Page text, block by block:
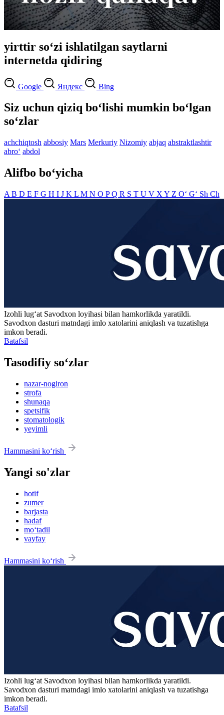
yirttir so‘zi ishlatilgan saytlarni
internetda qidiring
Google Яндекс Bing
Siz uchun qiziq bo‘lishi mumkin bo‘lgan
so‘zlar
achchiqtosh abbosiy Mars Merkuriy Nizomiy abjaq abstraktlashtir
abro‘ abdol
Alifbo bo‘yicha
A B D E F G H I J K L M N O PQ R S T U V X Y Z O‘ G‘ Sh Ch
Izohli lugʻat Savodxon loyihasi bilan hamkorlikda yaratildi.
Savodxon dasturi matndagi imlo xatolarini aniqlash va tuzatishga
imkon beradi.
Batafsil
Tasodifiy so‘zlar
nazar-nogiron
strofa
shunaqa
spetsifik
stomatologik
yeyimli
Hammasini ko‘rish
Yangi so'zlar
hotif
zumer
barjasta
hadaf
mo‘tadil
vayfay
Hammasini ko‘rish
Izohli lugʻat Savodxon loyihasi bilan hamkorlikda yaratildi.
Savodxon dasturi matndagi imlo xatolarini aniqlash va tuzatishga
imkon beradi.
Batafsil